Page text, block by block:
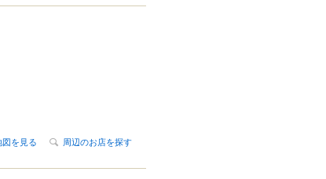
を見る 周辺のお店を探す